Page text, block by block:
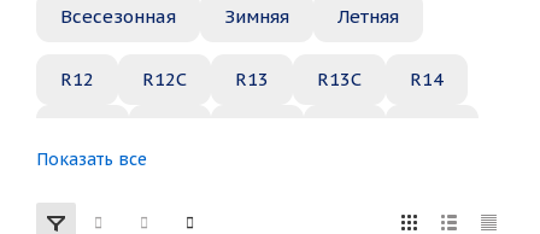
Всесезонная Зимняя Летняя
R12 R12C R13 R13C R14
Показать все